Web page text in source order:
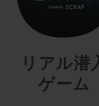
リアル潜
ゲーム